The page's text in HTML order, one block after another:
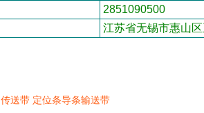
2851090500
江苏省无锡市惠山
送带 定位条导条输送带